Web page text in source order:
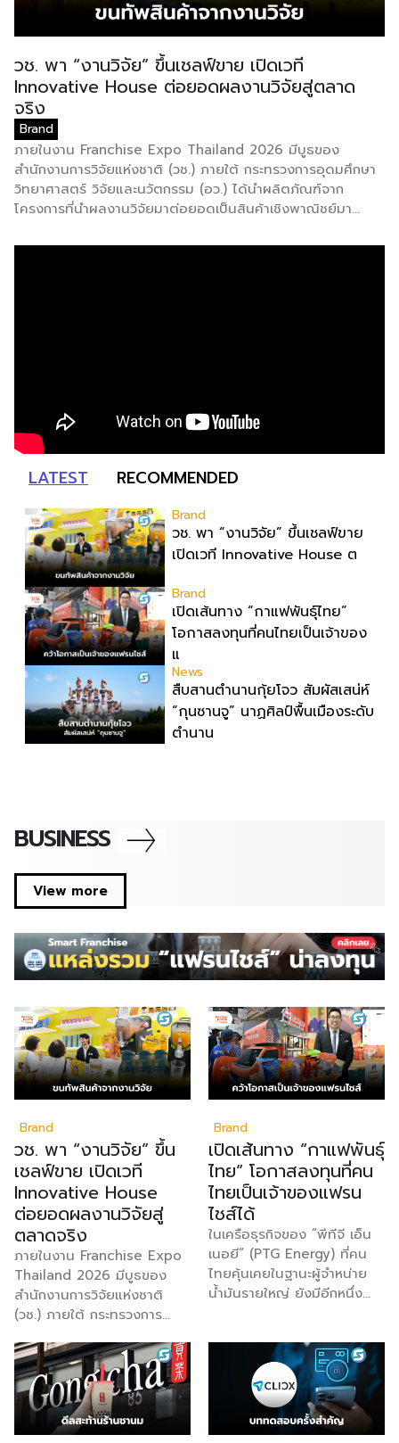
วช. พา “งานวิจัย” ขึ้นเชลฟ์ขาย เปิดเวที
Innovative House ต่อยอดผลงานวิจัยสู่ตลาด
จริง
Brand
ภายในงาน Franchise Expo Thailand 2026 มีบูธของ
สำนักงานการวิจัยแห่งชาติ (วช.) ภายใต้ กระทรวงการอุดมศึกษา
วิทยาศาสตร์ วิจัยและนวัตกรรม (อว.) ได้นำผลิตภัณฑ์จาก
โครงการที่นำผลงานวิจัยมาต่อยอดเป็นสินค้าเชิงพาณิชย์มา
มีภารกิจหลัก คือการให้ทุนวิจัย ดูแลเรื่องการวิจัยในภาพรวม รวม
ที่ “พร้อมขาย” แล้วจริงๆ บางแบรนด์ขายออนไลน์ บางแบรนด์
ขายเฉพาะหน้าร้าน นอกจากนี้ ยังมีการสาธิตนำผลิตภัณฑ์ไป
โดยนำ ‘น้ำผึ้ง’ ที่ไม่ได้นำมาวางขายแบบเดิม ๆ แต่แปรรูปเป็น
สร้างประสบการณ์ให้คนในงานได้ทดลองสัมผัสสินค้าจริง และหาก
ใครสนใจก็สามารถซื้อ หัวเชื้อ กลับไปทำเครื่องดื่มต่อเองที่บ้านได้
เช่นกัน […]
LATEST RECOMMENDED
Brand
วช. พา “งานวิจัย” ขึ้นเชลฟ์ขาย
เปิดเวที Innovative House ต
Brand
เปิดเส้นทาง “กาแฟพันธุ์ไทย”
โอกาสลงทุนที่คนไทยเป็นเจ้าของ
แ
News
สืบสานตำนานกุ้ยโจว สัมผัสเสน่ห์
“กุนซานจู” นาฏศิลป์พื้นเมืองระดับ
ตำนาน
BUSINESS
View more
Brand
วช. พา “งานวิจัย” ขึ้น
เชลฟ์ขาย เปิดเวที
Innovative House
ต่อยอดผลงานวิจัยสู่
ตลาดจริง
ภายในงาน Franchise Expo
Thailand 2026 มีบูธของ
สำนักงานการวิจัยแห่งชาติ
(วช.) ภายใต้ กระทรวงการ
และนวัตกรรม (อว.) ได้นำ
ผลิตภัณฑ์จากโครงการที่นำผล
งานวิจัยมาต่อยอดเป็นสินค้า
เชิงพาณิชย์มาแสดง พร้อมจัด
จำหน่ายให้กับผู้ที่สนใจได้เลือก
Brand
เปิดเส้นทาง “กาแฟพันธุ์
ไทย” โอกาสลงทุนที่คน
ไทยเป็นเจ้าของแฟรน
ไชส์ได้
ในเครือธุรกิจของ “พีทีจี เอ็น
เนอยี” (PTG Energy) ที่คน
ไทยคุ้นเคยในฐานะผู้จำหน่าย
น้ำมันรายใหญ่ ยังมีอีกหนึ่ง
พันธุ์ไทย” ธุรกิจ Non-Oil ใน
เครือที่วันนี้ขยายสาขาไปแล้วก
ว่า 3,200 สาขาทั่วประเทศ
จากจุดเริ่มต้นในวันแรกที่อำเภอ
บางปะหัน จังหวัด